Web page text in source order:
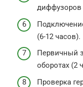
диффузоров
(6-12 часов).
Первичный
оборотах (2
Проверка